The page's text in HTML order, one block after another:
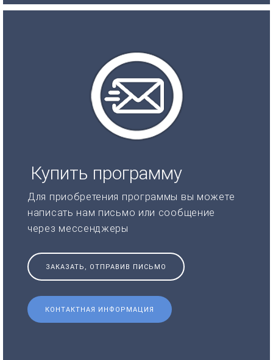
Купить программу
Для приобретения программы вы можете
написать нам письмо или сообщение
через мессенджеры
ЗАКАЗАТЬ, ОТПРАВИВ ПИСЬМО
КОНТАКТНАЯ ИНФОРМАЦИЯ